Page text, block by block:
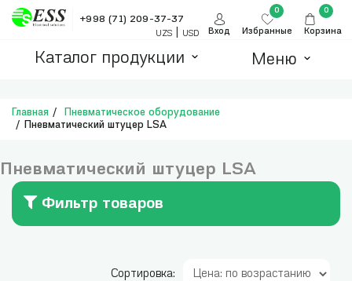
+998 (71) 209-37-37
UZS USD Вход Избранные
0
Корзина
0
Каталог продукции Меню
Главная
Пневматическое оборудование
Пневматический штуцер LSA
Пневматический штуцер LSA
Фильтр товаров
Сортировка: